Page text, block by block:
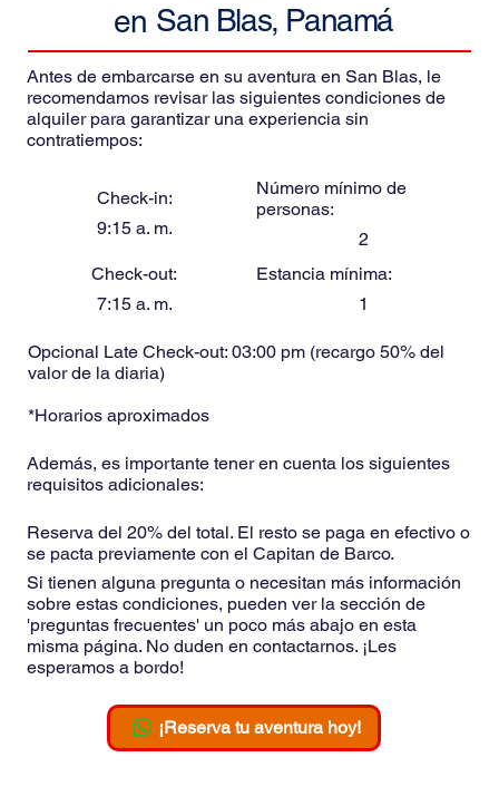
en San Blas, Panamá
Antes de embarcarse en su aventura en San Blas, le
recomendamos revisar las siguientes condiciones de
alquiler para garantizar una experiencia sin
contratiempos:
Check-in:
9:15 a. m.
Check-out:
7:15 a. m.
Número mínimo de
personas:
2
Estancia mínima:
1
Opcional Late Check-out: 03:00 pm (recargo 50% del
valor de la diaria)
*Horarios aproximados
Además, es importante tener en cuenta los siguientes
requisitos adicionales:
Reserva del 20% del total. El resto se paga en efectivo o
se pacta previamente con el Capitan de Barco.
Si tienen alguna pregunta o necesitan más información
sobre estas condiciones, pueden ver la sección de
'preguntas frecuentes' un poco más abajo en esta
misma página. No duden en contactarnos. ¡Les
esperamos a bordo!
¡Reserva tu aventura hoy!